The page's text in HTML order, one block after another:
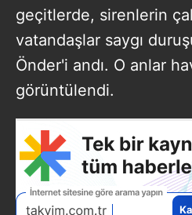
geçitlerde, sirenlerin
vatandaşlar saygı
Önder'i andı. O anlar
görüntülendi.